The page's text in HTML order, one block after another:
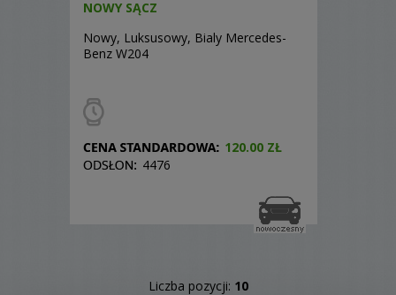
NOWY SĄCZ
Nowy, Luksusowy, Bialy Mercedes-
Benz W204
120.00 ZŁ
4476
Liczba pozycji: 10